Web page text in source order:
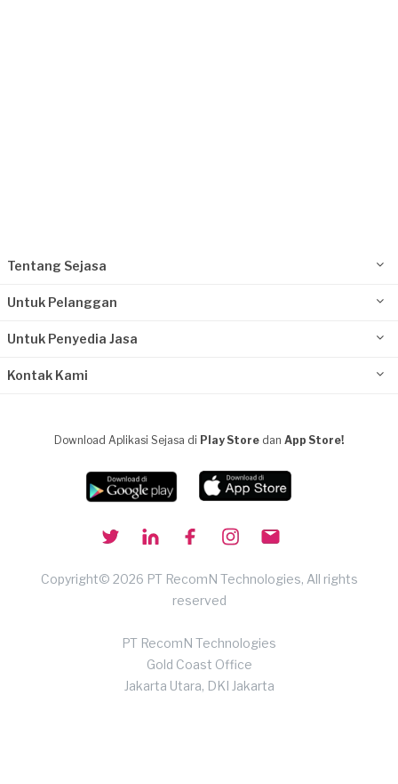
Tentang Sejasa
Untuk Pelanggan
Untuk Penyedia Jasa
Kontak Kami
Download Aplikasi Sejasa di Play Store dan App Store!
Copyright© 2026 PT RecomN Technologies, All rights
reserved
PT RecomN Technologies
Gold Coast Office
Jakarta Utara, DKI Jakarta